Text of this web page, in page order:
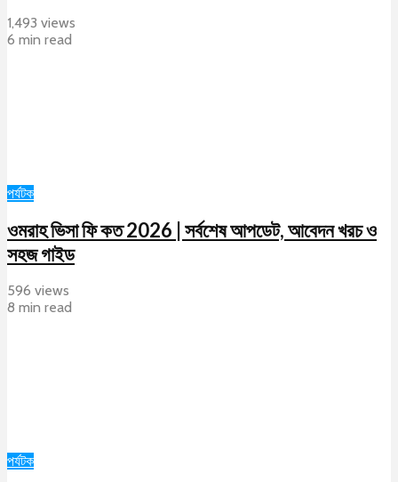
1,493 views
6 min read
পর্যটক
ওমরাহ ভিসা ফি কত 2026 | সর্বশেষ আপডেট, আবেদন খরচ ও
সহজ গাইড
596 views
8 min read
পর্যটক